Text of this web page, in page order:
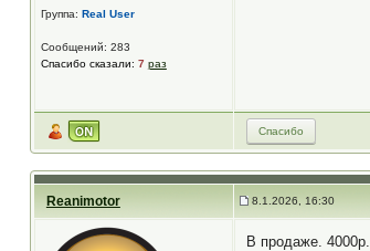
Группа: Real User
Сообщений: 283
Спасибо сказали: 7 раз
Спасибо
Reanimotor 8.1.2026, 16:30
В продаже. 4000р.